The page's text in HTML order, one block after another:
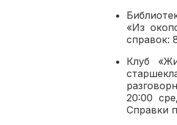
«Из
справок:
Клуб
20:00
Справки